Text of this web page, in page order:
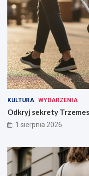
KULTURA WYDARZENIA
Odkryj sekrety
1 sierpnia 2026